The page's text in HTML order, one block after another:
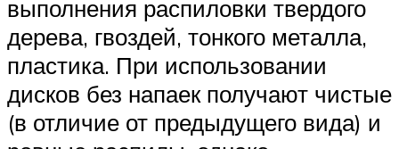
выполнения распиловки твердого
дерева, гвоздей, тонкого металла,
пластика. При использовании
дисков без напаек получают чистые
(в отличие от предыдущего вида) и